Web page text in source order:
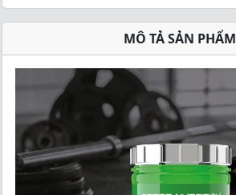
MÔ TẢ SẢN PHẨM